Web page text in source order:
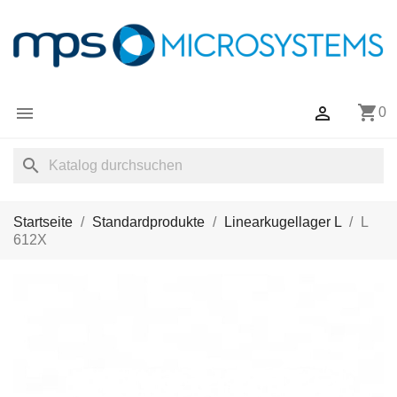
 shopping_cart0

search
Startseite Standardprodukte Linearkugellager L
L
612X